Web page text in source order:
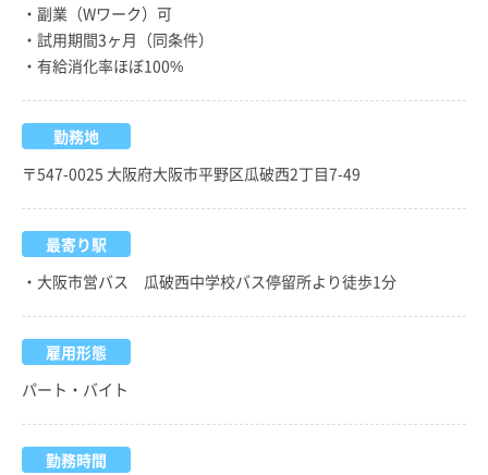
・副業（Wワーク）可
・試用期間3ヶ月（同条件）
・有給消化率ほぼ100%
勤務地
〒547-0025 大阪府大阪市平野区瓜破西2丁目7-49
最寄り駅
・大阪市営バス 瓜破西中学校バス停留所より徒歩1分
雇用形態
パート・バイト
勤務時間